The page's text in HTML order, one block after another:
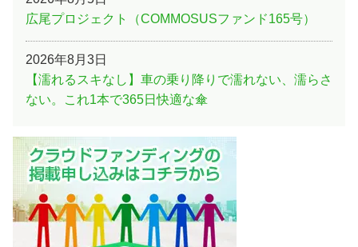
広尾プロジェクト（COMMOSUSファンド165号）
2026年8月3日
【濡れるスキなし】車の乗り降りで濡れない、濡らさ
ない。これ1本で365日快適な傘